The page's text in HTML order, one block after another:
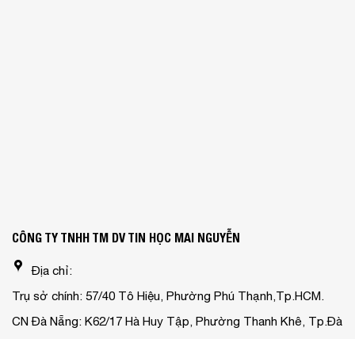
CÔNG TY TNHH TM DV TIN HỌC MAI NGUYỄN
Địa chỉ:
Trụ sở chính: 57/40 Tô Hiệu, Phường Phú Thạnh,Tp.HCM.
CN Đà Nẵng: K62/17 Hà Huy Tập, Phường Thanh Khê, Tp.Đà